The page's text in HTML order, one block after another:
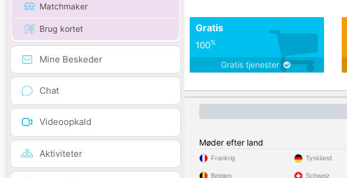
Matchmaker
Brug kortet
Mine Beskeder
Chat
Videoopkald
Aktiviteter
Gratis
100%
Gratis tjenester
Møder efter land
Frankrig
Belgien
Tyskland
Schweiz